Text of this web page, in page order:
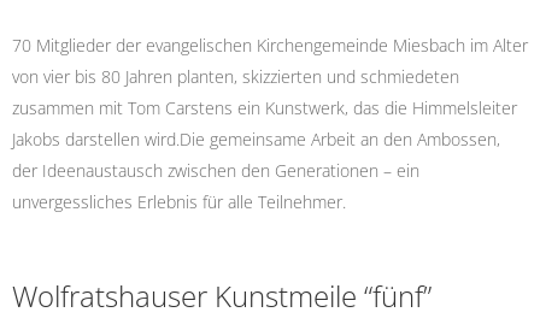
70 Mitglieder der evangelischen Kirchengemeinde Miesbach im Alter
von vier bis 80 Jahren planten, skizzierten und schmiedeten
zusammen mit Tom Carstens ein Kunstwerk, das die Himmelsleiter
Jakobs darstellen wird.Die gemeinsame Arbeit an den Ambossen,
der Ideenaustausch zwischen den Generationen – ein
unvergessliches Erlebnis für alle Teilnehmer.
Wolfratshauser Kunstmeile “fünf”